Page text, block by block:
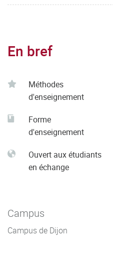
En bref
Méthodes
d'enseignement
Forme
d'enseignement
Ouvert aux étudiants
en échange
Campus
Campus de Dijon